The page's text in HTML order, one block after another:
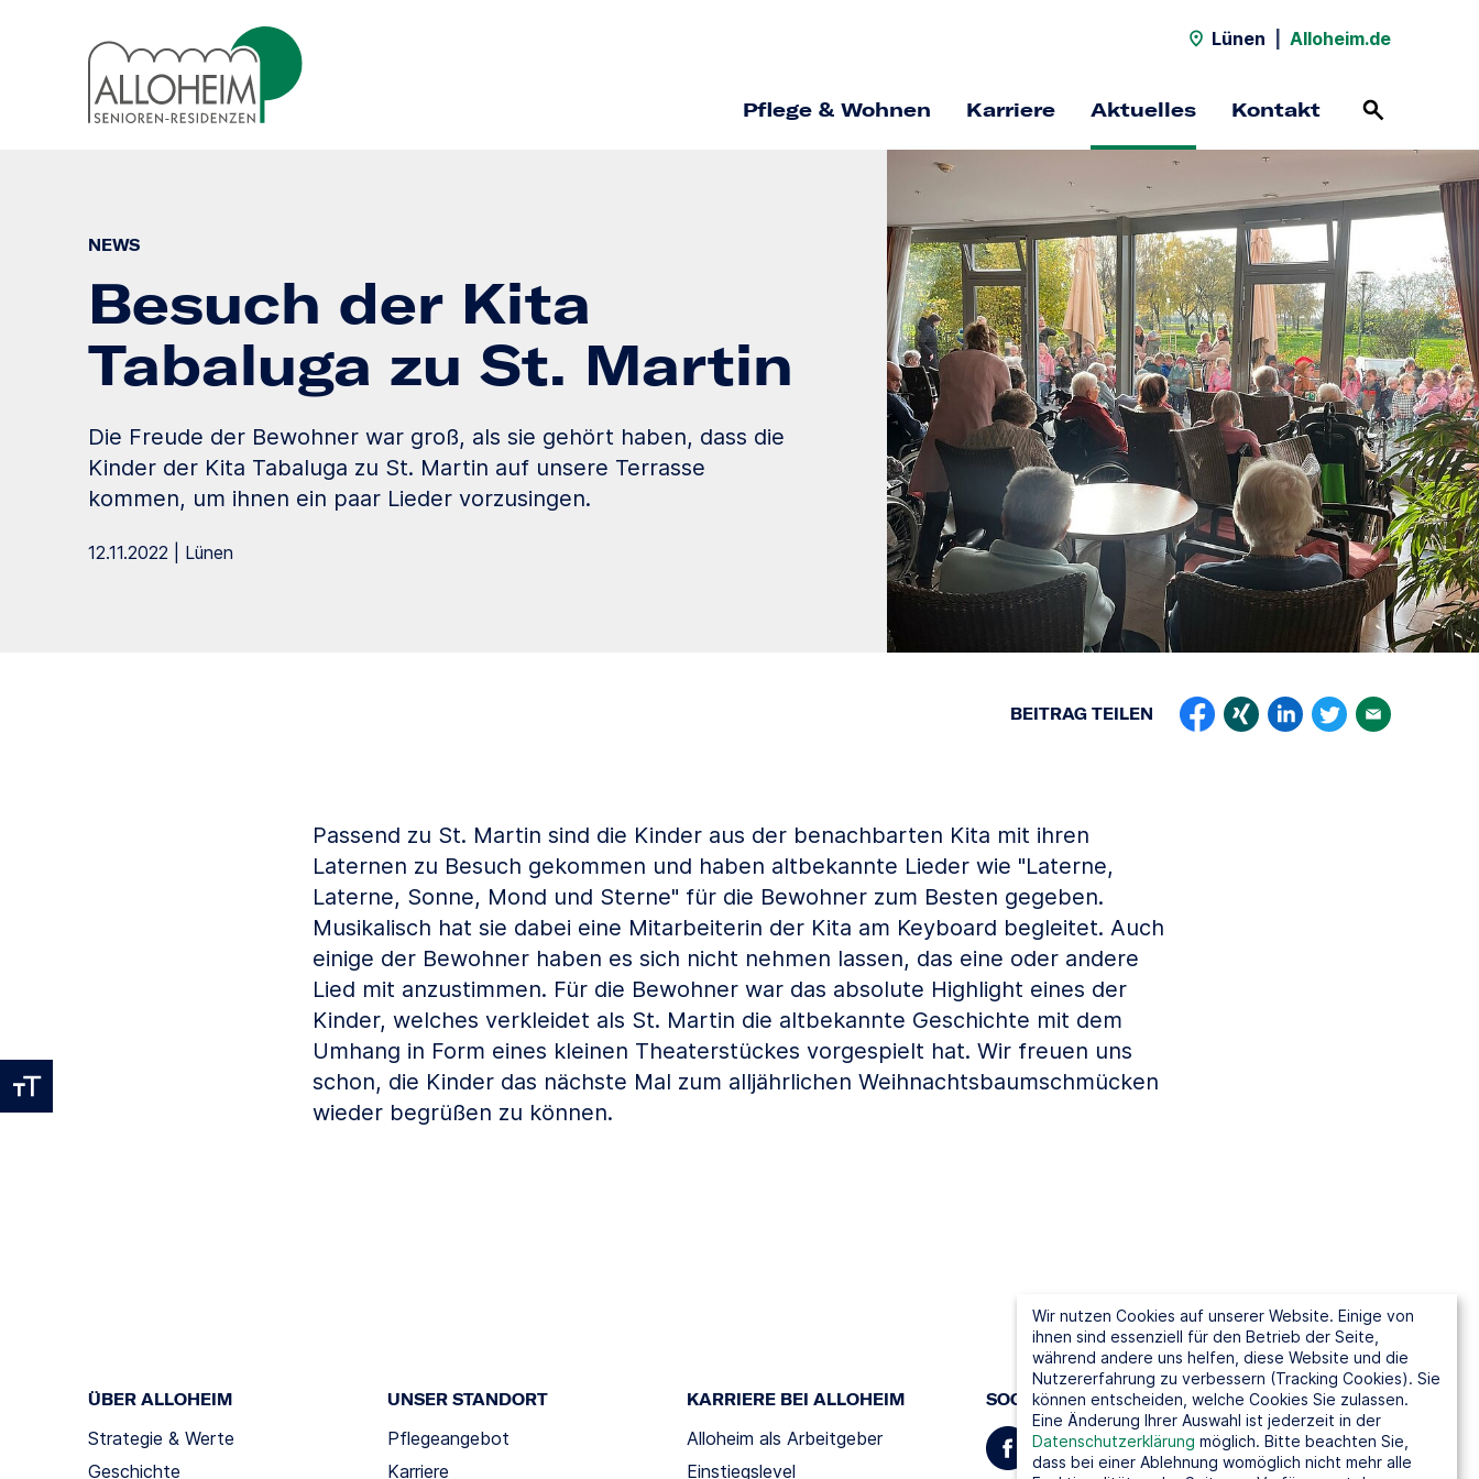
Lünen Alloheim.de
Pflege & Wohnen Karriere Aktuelles Kontakt
NEWS
Besuch der Kita
Tabaluga zu St. Martin
Die Freude der Bewohner war groß, als sie gehört haben, dass die
Kinder der Kita Tabaluga zu St. Martin auf unsere Terrasse
kommen, um ihnen ein paar Lieder vorzusingen.
12.11.2022 | Lünen
BEITRAG TEILEN
Passend zu St. Martin sind die Kinder aus der benachbarten Kita mit ihren
Laternen zu Besuch gekommen und haben altbekannte Lieder wie "Laterne,
Laterne, Sonne, Mond und Sterne" für die Bewohner zum Besten gegeben.
Musikalisch hat sie dabei eine Mitarbeiterin der Kita am Keyboard begleitet. Auch
einige der Bewohner haben es sich nicht nehmen lassen, das eine oder andere
Lied mit anzustimmen. Für die Bewohner war das absolute Highlight eines der
Kinder, welches verkleidet als St. Martin die altbekannte Geschichte mit dem
Umhang in Form eines kleinen Theaterstückes vorgespielt hat. Wir freuen uns
schon, die Kinder das nächste Mal zum alljährlichen Weihnachtsbaumschmücken
wieder begrüßen zu können.
ÜBER ALLOHEIM
Strategie & Werte
Geschichte
UNSER STANDORT
Pflegeangebot
Karriere
KARRIERE BEI ALLOHEIM
Alloheim als Arbeitgeber
Einstiegslevel
SOCIAL MEDIA
Wir nutzen Cookies auf unserer Website. Einige von
ihnen sind essenziell für den Betrieb der Seite,
während andere uns helfen, diese Website und die
Nutzererfahrung zu verbessern (Tracking Cookies). Sie
können entscheiden, welche Cookies Sie zulassen.
Eine Änderung Ihrer Auswahl ist jederzeit in der
Datenschutzerklärung möglich. Bitte beachten Sie,
dass bei einer Ablehnung womöglich nicht mehr alle